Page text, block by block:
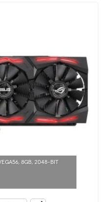
8GB, 2048-BIT